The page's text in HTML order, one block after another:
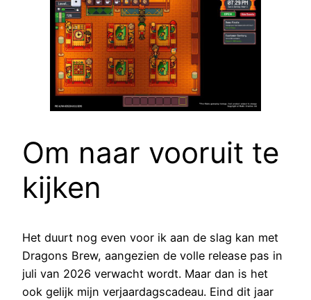
Om naar vooruit te
kijken
Het duurt nog even voor ik aan de slag kan met
Dragons Brew, aangezien de volle release pas in
juli van 2026 verwacht wordt. Maar dan is het
ook gelijk mijn verjaardagscadeau. Eind dit jaar